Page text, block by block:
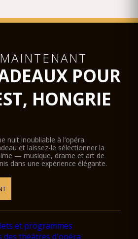
POUR
HONGRIE
nuit inoubliable à l’opéra.
et laissez-le sélectionner la
— musique, drame et art de
dans une expérience élégante.